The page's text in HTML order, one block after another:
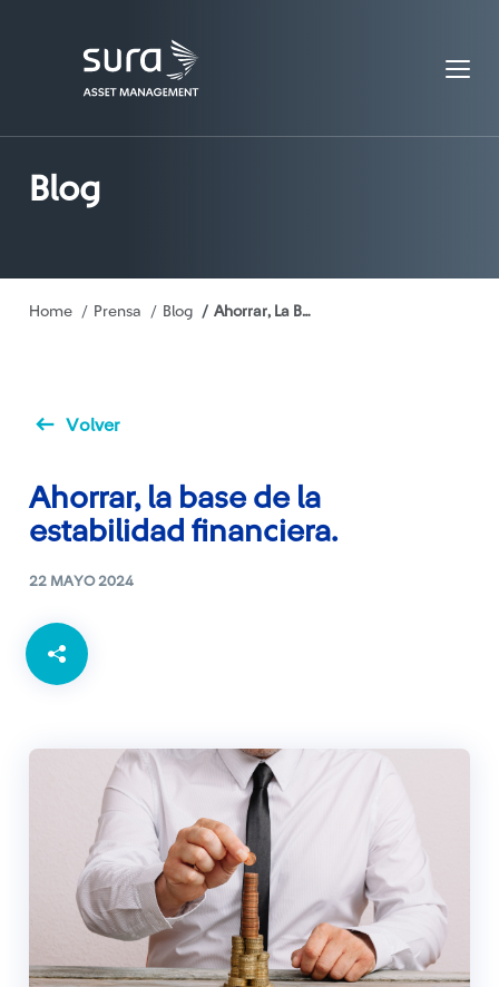
Blog
Ruta
navegación
Home Prensa Blog Ahorrar, La Base de La Estabilidad Financiera.
Volver
Ahorrar, la base de la
estabilidad financiera.
22 MAYO 2024